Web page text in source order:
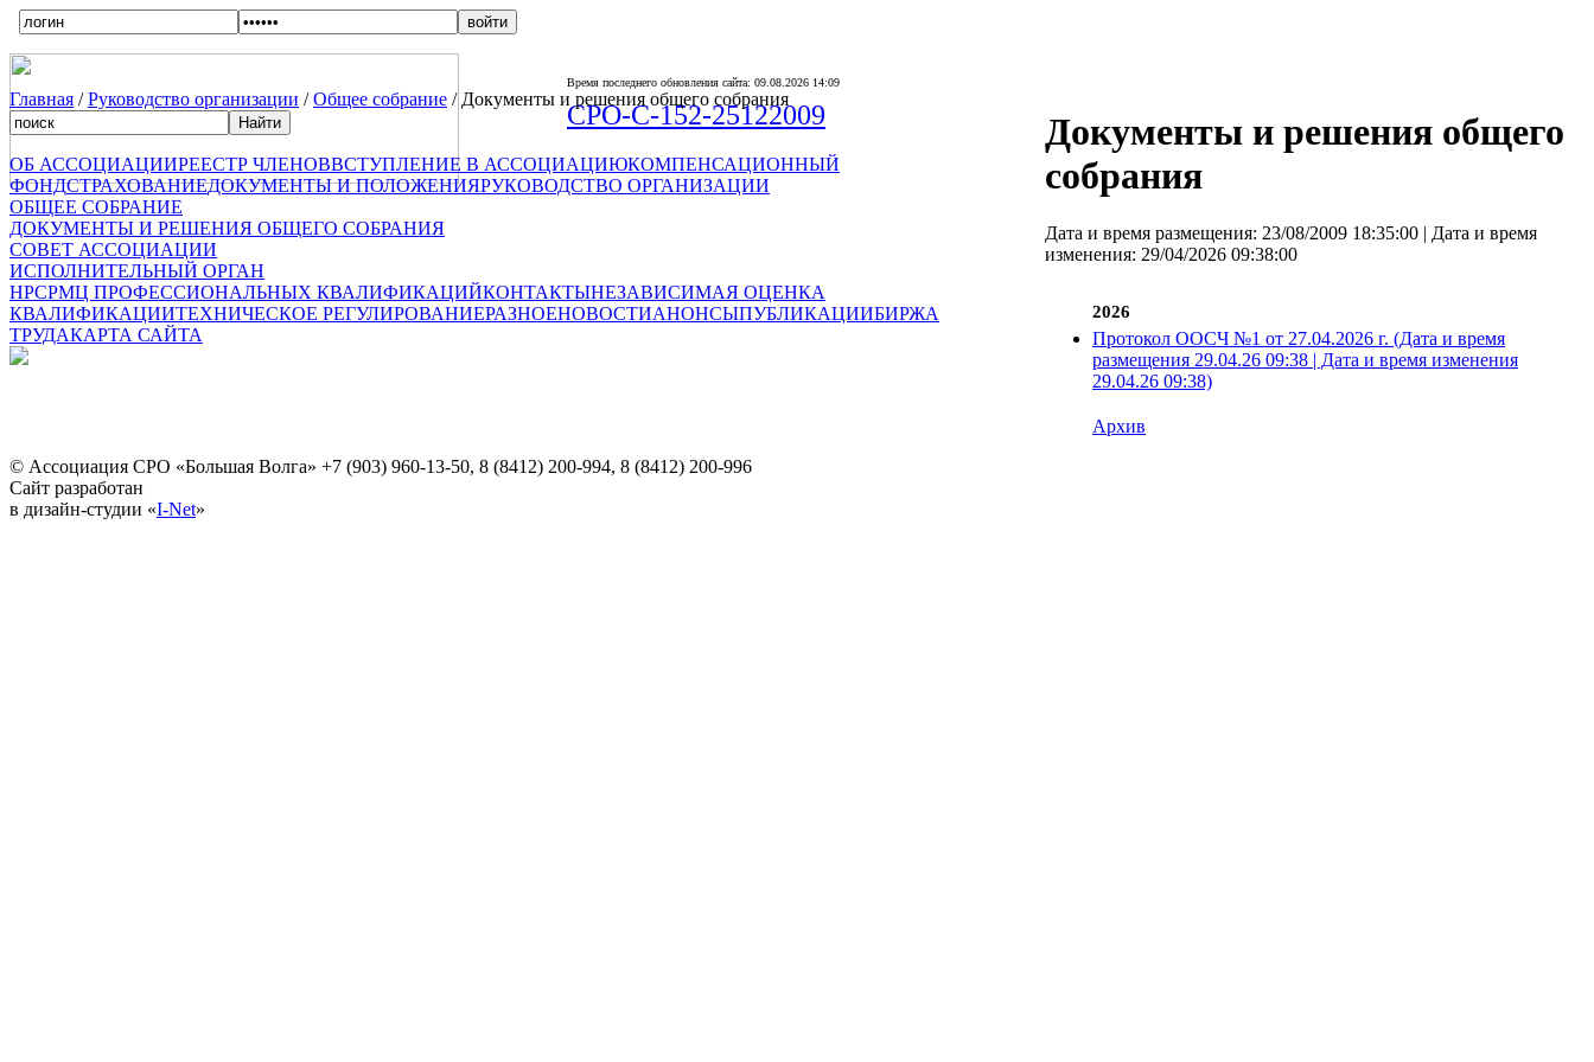
СРО-С-152-25122009
Время последнего обновления сайта: 09.08.2026 14:09
Главная /Руководство организации /Общее собрание / Документы и решения общего собрания
ОБ АССОЦИАЦИИРЕЕСТР ЧЛЕНОВВСТУПЛЕНИЕ В АССОЦИАЦИЮКОМПЕНСАЦИОННЫЙ
ФОНДСТРАХОВАНИЕДОКУМЕНТЫ И ПОЛОЖЕНИЯРУКОВОДСТВО ОРГАНИЗАЦИИ
ОБЩЕЕ СОБРАНИЕ
ДОКУМЕНТЫ И РЕШЕНИЯ ОБЩЕГО СОБРАНИЯ
СОВЕТ АССОЦИАЦИИ
ИСПОЛНИТЕЛЬНЫЙ ОРГАН
НРСРМЦ ПРОФЕССИОНАЛЬНЫХ КВАЛИФИКАЦИЙКОНТАКТЫНЕЗАВИСИМАЯ ОЦЕНКА
КВАЛИФИКАЦИИТЕХНИЧЕСКОЕ РЕГУЛИРОВАНИЕРАЗНОЕНОВОСТИАНОНСЫПУБЛИКАЦИИБИРЖА
ТРУДАКАРТА САЙТА
Документы и решения общего
собрания
Дата и время размещения: 23/08/2009 18:35:00 | Дата и время
изменения: 29/04/2026 09:38:00
2026
Протокол ООСЧ №1 от 27.04.2026 г. (Дата и время
размещения 29.04.26 09:38 | Дата и время изменения
29.04.26 09:38)
Архив
© Ассоциация СРО «Большая Волга» +7 (903) 960-13-50, 8 (8412) 200-994, 8 (8412) 200-996
Сайт разработан
в дизайн-студии «I-Net»